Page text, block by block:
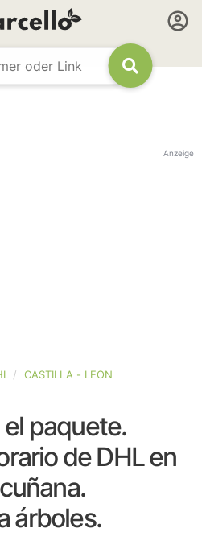
Anzeige
CASTILLA - LEON
el paquete.
de DHL en
árboles.